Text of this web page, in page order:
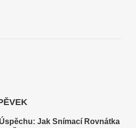
Jak Snímací Rovnátka